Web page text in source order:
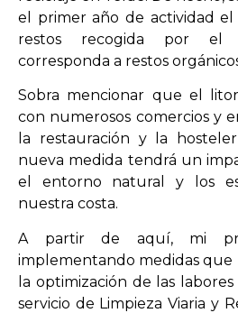
el primer año de actividad el
restos recogida por el
corresponda a restos
Sobra mencionar que el
con numerosos comercios y
la restauración y la
nueva medida tendrá un
el entorno natural y los
nuestra costa.
A partir de aquí, mi
implementando medidas que
la optimización de las
servicio de Limpieza Viaria y